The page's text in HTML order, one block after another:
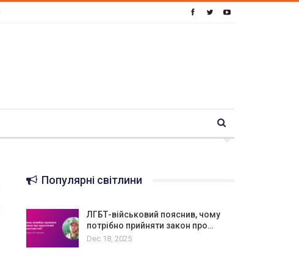
Популярні світлини
ЛГБТ-військовий пояснив, чому
потрібно прийняти закон про…
Dec 18, 2025